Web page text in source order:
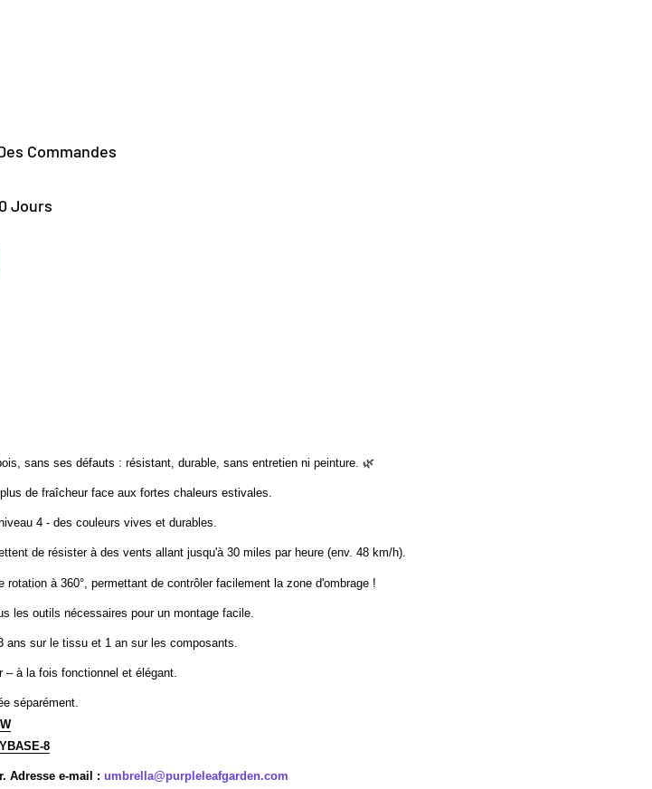
Commandes
Jours
sans ses défauts : résistant, durable, sans entretien ni peinture. 🌿
de fraîcheur face aux fortes chaleurs estivales.
4 - des couleurs vives et durables.
de résister à des vents allant jusqu'à 30 miles par heure (env. 48 km/h).
à 360°, permettant de contrôler facilement la zone d'ombrage !
les outils nécessaires pour un montage facile.
ans sur le tissu et 1 an sur les composants.
– à la fois fonctionnel et élégant.
séparément.
8
Adresse e-mail : umbrella@purpleleafgarden.com